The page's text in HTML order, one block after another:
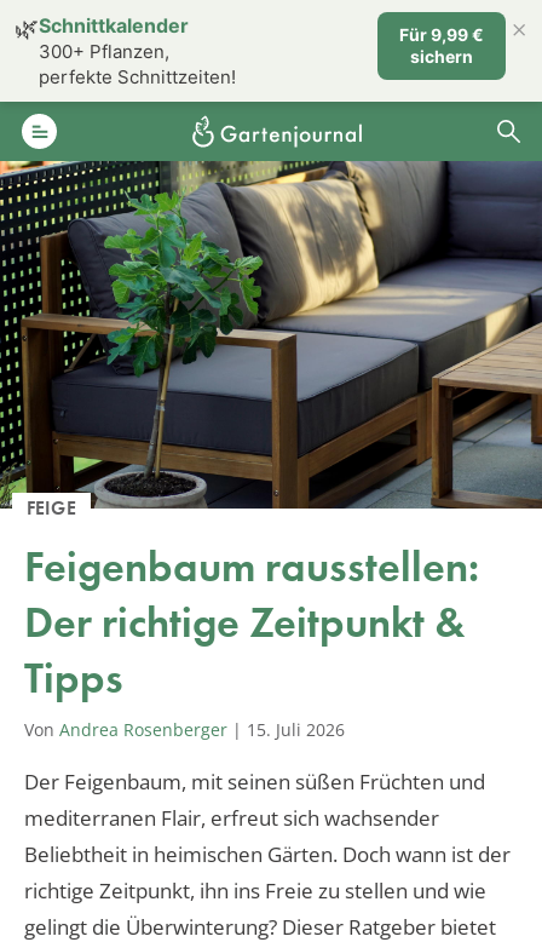
FEIGE
Feigenbaum rausstellen:
Der richtige Zeitpunkt &
Tipps
Von Andrea Rosenberger | 15. Juli 2026
Der Feigenbaum, mit seinen süßen Früchten und
mediterranen Flair, erfreut sich wachsender
Beliebtheit in heimischen Gärten. Doch wann ist der
richtige Zeitpunkt, ihn ins Freie zu stellen und wie
gelingt die Überwinterung? Dieser Ratgeber bietet
🌿Schnittkalender
300+ Pflanzen,
perfekte Schnittzeiten!
Für 9,99 €
sichern
×